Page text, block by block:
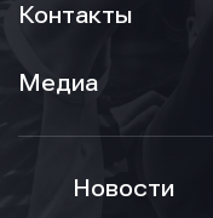
Контакты
Медиа
Новости